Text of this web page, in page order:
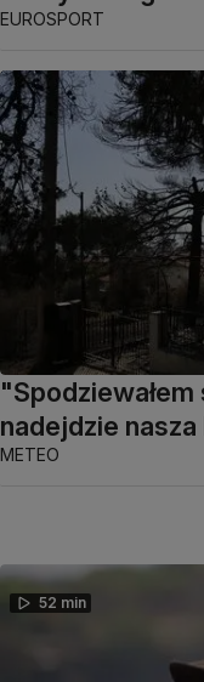
EUROSPORT
nadejdzie
METEO
52 min